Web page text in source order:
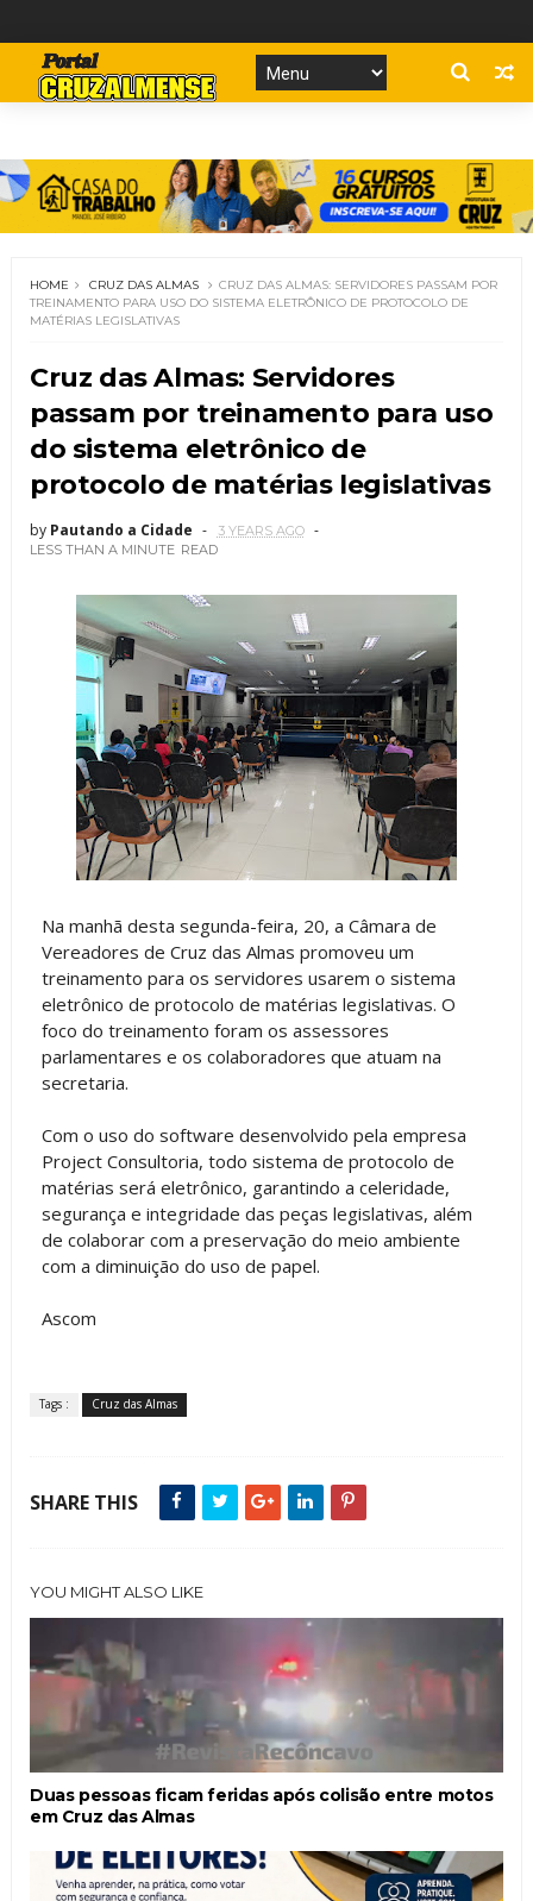
HOME CRUZ DAS ALMAS
CRUZ DAS ALMAS: SERVIDORES PASSAM POR
TREINAMENTO PARA USO DO SISTEMA ELETRÔNICO DE PROTOCOLO DE
MATÉRIAS LEGISLATIVAS
Cruz das Almas: Servidores
passam por treinamento para uso
do sistema eletrônico de
protocolo de matérias legislativas
by Pautando a Cidade
3 YEARS AGO
LESS THAN A MINUTE READ
Na manhã desta segunda-feira, 20, a Câmara de
Vereadores de Cruz das Almas promoveu um
treinamento para os servidores usarem o sistema
eletrônico de protocolo de matérias legislativas. O
foco do treinamento foram os assessores
parlamentares e os colaboradores que atuam na
secretaria.
Com o uso do software desenvolvido pela empresa
Project Consultoria, todo sistema de protocolo de
matérias será eletrônico, garantindo a celeridade,
segurança e integridade das peças legislativas, além
de colaborar com a preservação do meio ambiente
com a diminuição do uso de papel.
Ascom
Tags : Cruz das Almas
SHARE THIS
YOU MIGHT ALSO LIKE
Duas pessoas ficam feridas após colisão entre motos
em Cruz das Almas